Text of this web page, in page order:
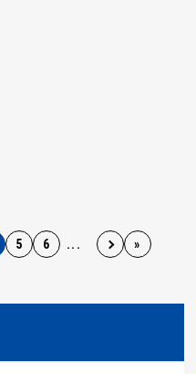
5 6 ... »